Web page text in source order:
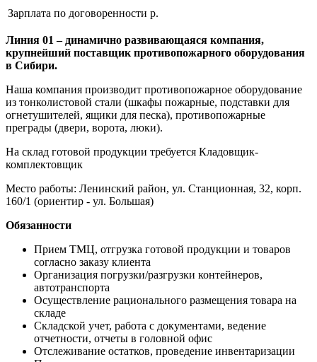
Зарплата по договоренности р.
Линия 01 – динамично развивающаяся компания,
крупнейший поставщик противопожарного оборудования
в Сибири.
Наша компания производит противопожарное оборудование
из тонколистовой стали (шкафы пожарные, подставки для
огнетушителей, ящики для песка), противопожарные
преграды (двери, ворота, люки).
На склад готовой продукции требуется Кладовщик-
комплектовщик
Место работы: Ленинский район, ул. Станционная, 32, корп.
160/1 (ориентир - ул. Большая)
Обязанности
Прием ТМЦ, отгрузка готовой продукции и товаров
согласно заказу клиента
Организация погрузки/разгрузки контейнеров,
автотранспорта
Осуществление рационального размещения товара на
складе
Складской учет, работа с документами, ведение
отчетности, отчеты в головной офис
Отслеживание остатков, проведение инвентаризации